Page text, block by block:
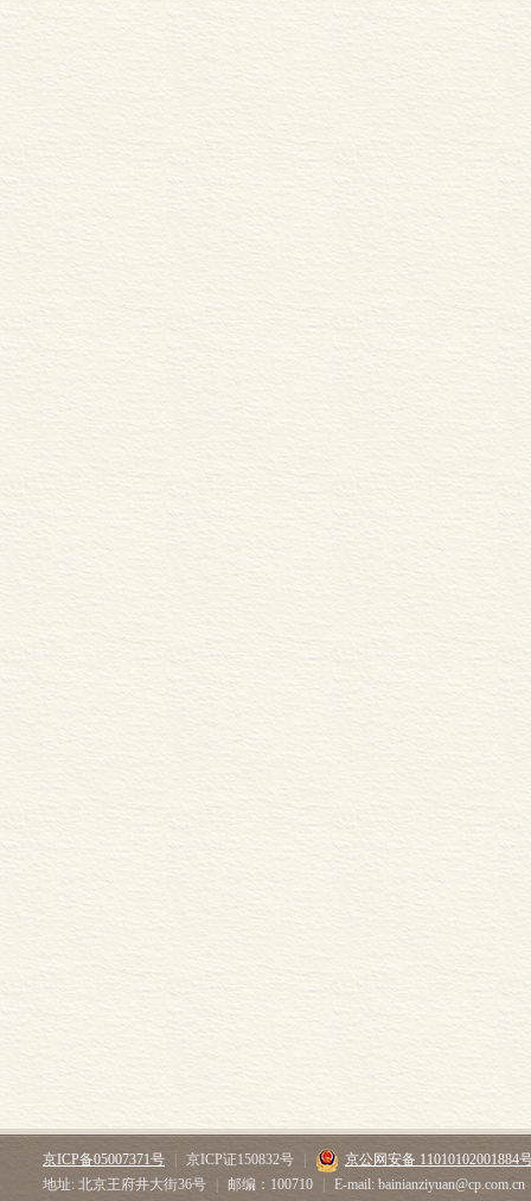
京ICP备05007371号 京ICP证150832号
京公网安备 11010102001884
地址: 北京王府井大街36号
邮编：100710
E-mail: bainianziyuan@cp.com.cn